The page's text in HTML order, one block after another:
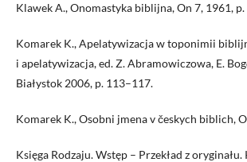
Klawek A., Onomastyka biblijna, On 7, 1961,
Komarek K., Apelatywizacja w toponimii
i apelatywizacja, ed. Z. Abramowiczowa, E.
Białystok 2006, p. 113–117.
Komarek K., Osobni jmena v českych biblich,
Księga Rodzaju. Wstęp – Przekład z